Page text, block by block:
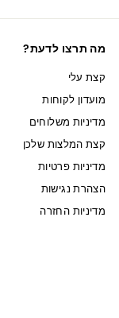
מה תרצו לדעת?
קצת עלי
מועדון לקוחות
מדיניות משלוחים
קצת המלצות שלכן
מדיניות פרטיות
הצהרת נגישות
מדיניות החזרה